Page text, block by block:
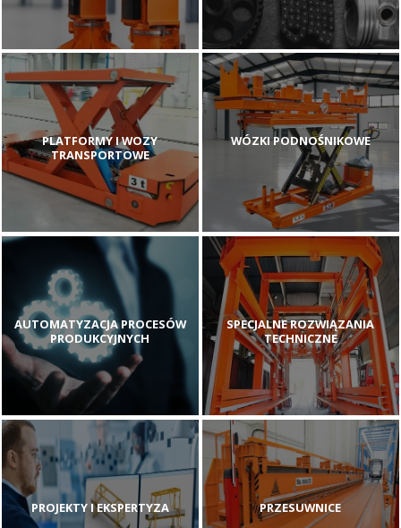
PLATFORMY I WOZY
TRANSPORTOWE
WÓZKI PODNOŚNIKOWE
AUTOMATYZACJA PROCESÓW
PRODUKCYJNYCH
SPECJALNE ROZWIĄZANIA
TECHNICZNE
PROJEKTY I EKSPERTYZA PRZESUWNICE